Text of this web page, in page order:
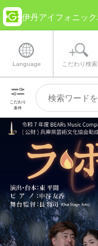
Language こだわり検索
こだわり
条件